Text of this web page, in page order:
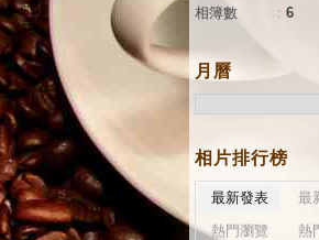
相簿數
： 6
月曆
相片排行榜
最新發表 最
熱門瀏覽
熱